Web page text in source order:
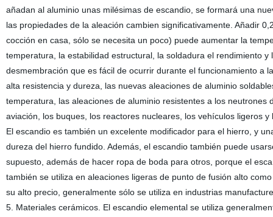
añadan al aluminio unas milésimas de escandio, se formará una
las propiedades de la aleación cambien significativamente. Añadir
cocción en casa, sólo se necesita un poco) puede aumentar la
temperatura, la estabilidad estructural, la soldadura el rendimiento
desmembración que es fácil de ocurrir durante el funcionamiento a
alta resistencia y dureza, las nuevas aleaciones de aluminio
temperatura, las aleaciones de aluminio resistentes a los
aviación, los buques, los reactores nucleares, los vehículos ligeros
El escandio es también un excelente modificador para el hierro, y
dureza del hierro fundido. Además, el escandio también puede
supuesto, además de hacer ropa de boda para otros, porque el
también se utiliza en aleaciones ligeras de punto de fusión alto
su alto precio, generalmente sólo se utiliza en industrias
5. Materiales cerámicos. El escandio elemental se utiliza